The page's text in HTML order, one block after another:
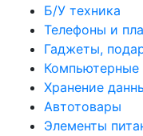
Б/У техника
Телефоны и
Гаджеты,
Хранение
Автотовары
Элементы